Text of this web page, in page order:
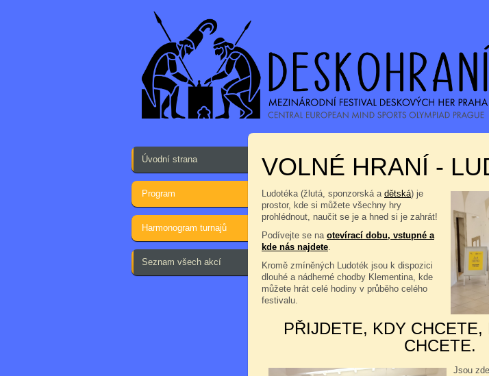
Úvodní strana
Program
Harmonogram turnajů
Seznam všech akcí
VOLNÉ HRANÍ -
Ludotéka (žlutá, sponzorská a dětská) je
prostor, kde si můžete všechny hry
prohlédnout, naučit se je a hned si je zahrát!
Podívejte se na otevírací dobu, vstupné a
kde nás najdete.
Kromě zmíněných Ludoték jsou k dispozici
dlouhé a nádherné chodby Klementina, kde
můžete hrát celé hodiny v průběho celého
festivalu.
PŘIJDETE, KDY CHCETE,
CHCETE.
Jsou